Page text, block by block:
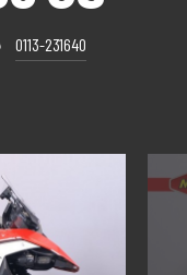
0113-231640